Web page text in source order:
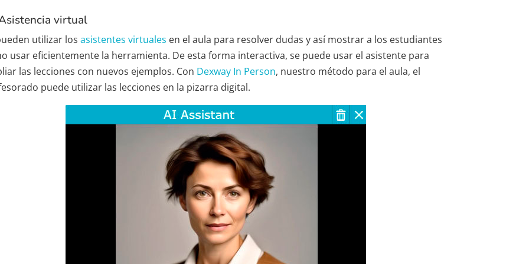
virtual
utilizar los asistentes virtuales en el aula para resolver dudas y así mostrar a los estudiantes
usar eficientemente la herramienta. De esta forma interactiva, se puede usar el asistente para
las lecciones con nuevos ejemplos. Con Dexway In Person, nuestro método para el aula, el
puede utilizar las lecciones en la pizarra digital.